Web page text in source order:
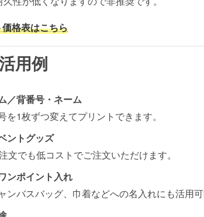
格表はこちら
用例
／背番号・ネーム
を1枚ずつ変えてプリントできます。
ントグッズ
文でも低コストでご注文いただけます。
ンポイント入れ
ンバスバッグ、巾着などへの名入れにも活用可